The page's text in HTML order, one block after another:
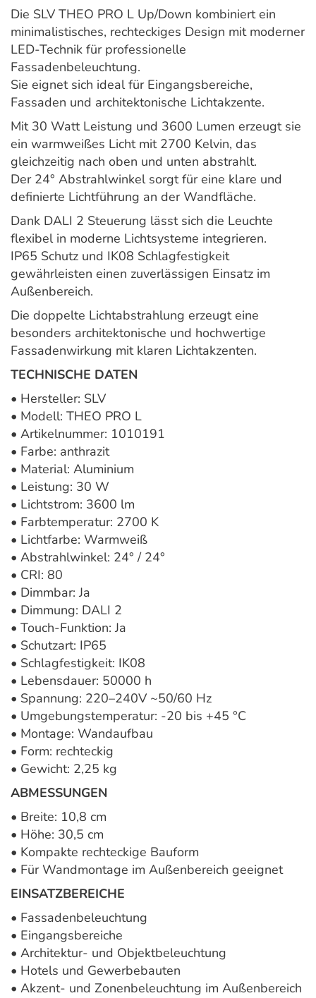
Die SLV THEO PRO L Up/Down kombiniert ein
minimalistisches, rechteckiges Design mit moderner
LED-Technik für professionelle
Fassadenbeleuchtung.
Sie eignet sich ideal für Eingangsbereiche,
Fassaden und architektonische Lichtakzente.
Mit 30 Watt Leistung und 3600 Lumen erzeugt sie
ein warmweißes Licht mit 2700 Kelvin, das
gleichzeitig nach oben und unten abstrahlt.
Der 24° Abstrahlwinkel sorgt für eine klare und
definierte Lichtführung an der Wandfläche.
Dank DALI 2 Steuerung lässt sich die Leuchte
flexibel in moderne Lichtsysteme integrieren.
IP65 Schutz und IK08 Schlagfestigkeit
gewährleisten einen zuverlässigen Einsatz im
Außenbereich.
Die doppelte Lichtabstrahlung erzeugt eine
besonders architektonische und hochwertige
Fassadenwirkung mit klaren Lichtakzenten.
TECHNISCHE DATEN
• Hersteller: SLV
• Modell: THEO PRO L
• Artikelnummer: 1010191
• Farbe: anthrazit
• Material: Aluminium
• Leistung: 30 W
• Lichtstrom: 3600 lm
• Farbtemperatur: 2700 K
• Lichtfarbe: Warmweiß
• Abstrahlwinkel: 24° / 24°
• CRI: 80
• Dimmbar: Ja
• Dimmung: DALI 2
• Touch-Funktion: Ja
• Schutzart: IP65
• Schlagfestigkeit: IK08
• Lebensdauer: 50000 h
• Spannung: 220–240V ~50/60 Hz
• Umgebungstemperatur: -20 bis +45 °C
• Montage: Wandaufbau
• Form: rechteckig
• Gewicht: 2,25 kg
ABMESSUNGEN
• Breite: 10,8 cm
• Höhe: 30,5 cm
• Kompakte rechteckige Bauform
• Für Wandmontage im Außenbereich geeignet
EINSATZBEREICHE
• Fassadenbeleuchtung
• Eingangsbereiche
• Architektur- und Objektbeleuchtung
• Hotels und Gewerbebauten
• Akzent- und Zonenbeleuchtung im Außenbereich